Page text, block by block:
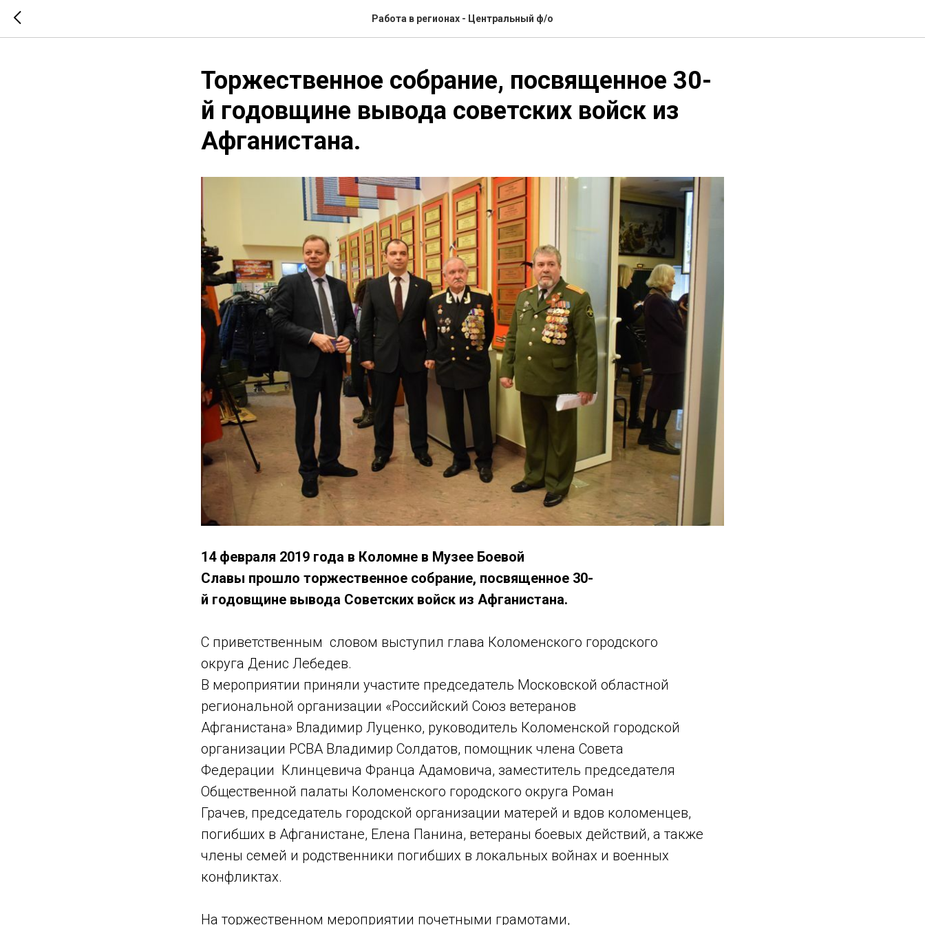
Работа в регионах - Центральный ф/о
Торжественное собрание, посвященное 30-
й годовщине вывода советских войск из
Афганистана.
14 февраля 2019 года в Коломне в Музее Боевой
Славы прошло торжественное собрание, посвященное 30-
й годовщине вывода Советских войск из Афганистана.
С приветственным словом выступил глава Коломенского городского
округа Денис Лебедев.
В мероприятии приняли участите председатель Московской областной
региональной организации «Российский Союз ветеранов
Афганистана» Владимир Луценко, руководитель Коломенской городской
организации РСВА Владимир Солдатов, помощник члена Совета
Федерации Клинцевича Франца Адамовича, заместитель председателя
Общественной палаты Коломенского городского округа Роман
Грачев, председатель городской организации матерей и вдов коломенцев,
погибших в Афганистане, Елена Панина, ветераны боевых действий, а также
члены семей и родственники погибших в локальных войнах и военных
конфликтах.
На торжественном мероприятии почетными грамотами,